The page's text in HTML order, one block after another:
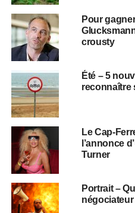
Pour
crousty
Été – 5
reconnaître
Le Cap-
l’annonce
Turner
Portrait –
négociateur